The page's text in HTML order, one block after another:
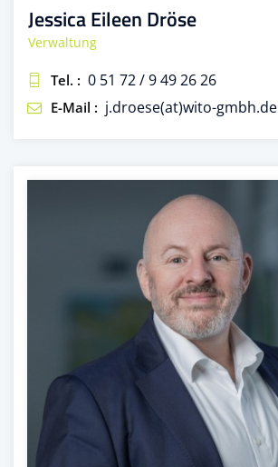
Jessica Eileen Dröse
Verwaltung
Tel. : 0 51 72 / 9 49 26 26
E-Mail : j.droese(at)wito-gmbh.de